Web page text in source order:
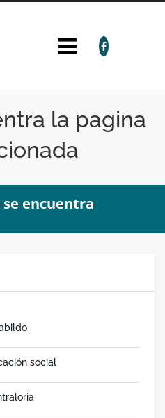
la pagina
se encuentra
social